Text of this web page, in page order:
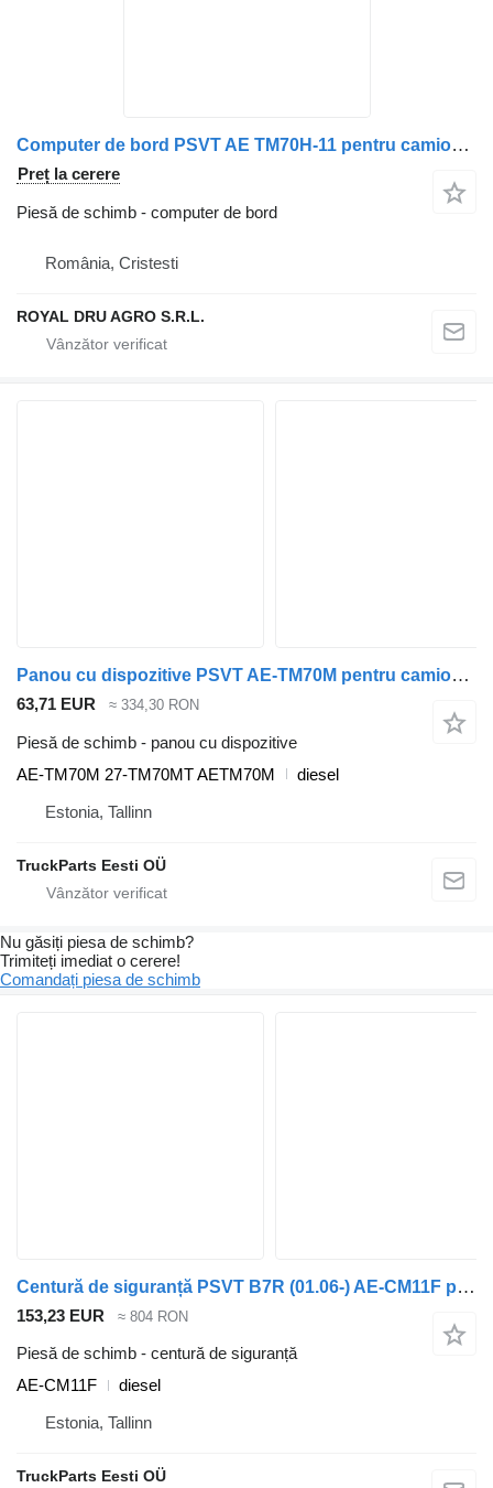
Computer de bord PSVT AE TM70H-11 pentru camion Volvo
Preț la cerere
Piesă de schimb - computer de bord
România, Cristesti
ROYAL DRU AGRO S.R.L.
Panou cu dispozitive PSVT AE-TM70M pentru camion Scania P,G,R,T-series (2004-2017)
63,71 EUR ≈ 334,30 RON
Piesă de schimb - panou cu dispozitive
AE-TM70M 27-TM70MT AETM70M
diesel
Estonia, Tallinn
TruckParts Eesti OÜ
Nu găsiți piesa de schimb?
Trimiteți imediat o cerere!
Comandați piesa de schimb
Centură de siguranță PSVT B7R (01.06-) AE-CM11F pentru autobuz Volvo B7, B8, B9, B12 bus (2005-)
153,23 EUR ≈ 804 RON
Piesă de schimb - centură de siguranță
AE-CM11F
diesel
Estonia, Tallinn
TruckParts Eesti OÜ